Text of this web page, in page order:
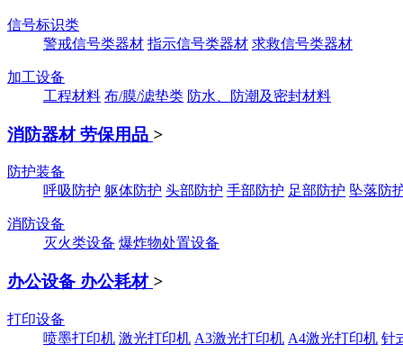
信号标识类
警戒信号类器材 指示信号类器材 求救信号类器材
加工设备
工程材料 布/膜/滤垫类 防水、防潮及密封材料
消防器材 劳保用品 >
防护装备
呼吸防护 躯体防护 头部防护 手部防护 足部防护 坠落防
消防设备
灭火类设备 爆炸物处置设备
办公设备 办公耗材 >
打印设备
喷墨打印机 激光打印机 A3激光打印机 A4激光打印机 针